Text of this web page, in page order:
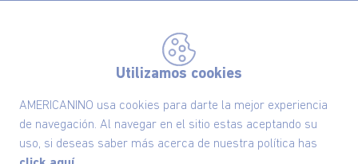
Utilizamos cookies
AMERICANINO usa cookies para darte la mejor experiencia
de navegación. Al navegar en el sitio estas aceptando su
uso, si deseas saber más acerca de nuestra política has